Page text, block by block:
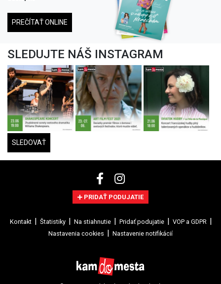
PREČÍTAŤ ONLINE
SLEDUJTE NÁŠ INSTAGRAM
SLEDOVAŤ
PRIDAŤ PODUJATIE
Kontakt Štatistiky Na stiahnutie Pridať podujatie
VOP a GDPR
Nastavenia cookies
Nastavenie notifikácií